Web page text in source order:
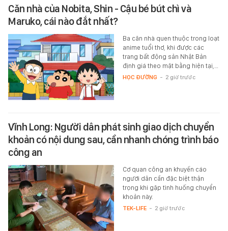
Căn nhà của Nobita, Shin - Cậu bé bút chì và
Maruko, cái nào đắt nhất?
Ba căn nhà quen thuộc trong loạt
anime tuổi thơ, khi được các
trang bất động sản Nhật Bản
định giá theo mặt bằng hiện tại,…
HỌC ĐƯỜNG - 2 giờ trước
Vĩnh Long: Người dân phát sinh giao dịch chuyển
khoản có nội dung sau, cần nhanh chóng trình báo
công an
Cơ quan công an khuyến cáo
người dân cần đặc biệt thận
trọng khi gặp tình huống chuyển
khoản này.
TEK-LIFE - 2 giờ trước